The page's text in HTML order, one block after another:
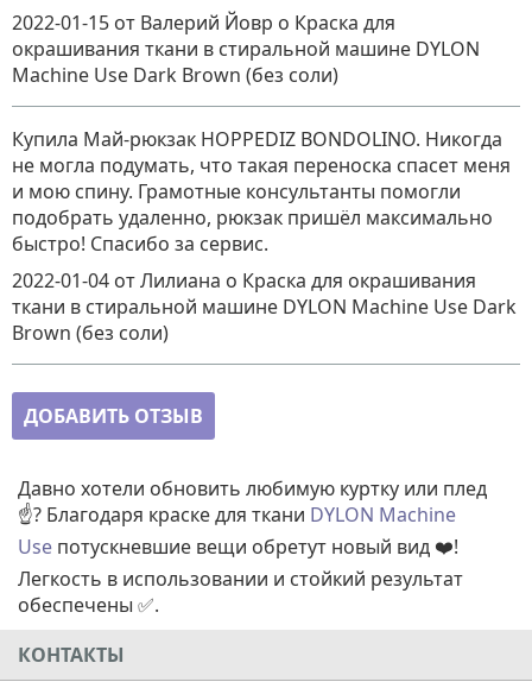
2022-01-15 от Валерий Йовр о Краска для
окрашивания ткани в стиральной машине DYLON
Machine Use Dark Brown (без соли)
Купила Май-рюкзак HOPPEDIZ BONDOLINO. Никогда
не могла подумать, что такая переноска спасет меня
и мою спину. Грамотные консультанты помогли
подобрать удаленно, рюкзак пришёл максимально
быстро! Спасибо за сервис.
2022-01-04 от Лилиана о Краска для окрашивания
ткани в стиральной машине DYLON Machine Use Dark
Brown (без соли)
ДОБАВИТЬ ОТЗЫВ
Давно хотели обновить любимую куртку или плед
☝️? Благодаря краске для ткани DYLON Machine
Use потускневшие вещи обретут новый вид ❤️!
Легкость в использовании и стойкий результат
обеспечены ✅.
КОНТАКТЫ